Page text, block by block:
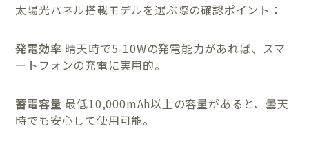
太陽光パネル搭載モデルを選ぶ際の確認ポイント：
発電効率 晴天時で5-10Wの発電能力があれば、スマ
ートフォンの充電に実用的。
蓄電容量 最低10,000mAh以上の容量があると、曇天
時でも安心して使用可能。